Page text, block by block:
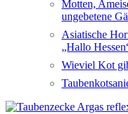
Motten,
ungebetene
Asiatische
„Hallo
Wieviel Kot